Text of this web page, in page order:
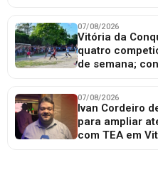
07/08/2026
Vitória da
quatro
de semana;
07/08/2026
Ivan Cordeiro
para ampliar
com TEA em